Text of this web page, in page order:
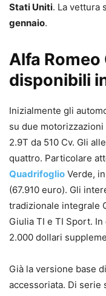
Stati Uniti. La vettura
gennaio.
Alfa
disponibili
Inizialmente gli
su due
2.9T da 510 Cv. Gli
quattro. Particolare
Quadrifoglio Verde,
(67.910 euro). Gli
tradizionale integrale
Giulia TI e TI Sport.
2.000 dollari
Già la versione base
accessoriata. Di serie